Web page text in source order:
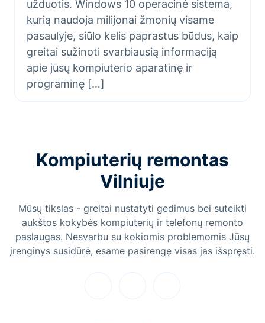
užduotis. Windows 10 operacinė sistema,
kurią naudoja milijonai žmonių visame
pasaulyje, siūlo kelis paprastus būdus, kaip
greitai sužinoti svarbiausią informaciją
apie jūsų kompiuterio aparatinę ir
programinę […]
Kompiuterių remontas
Vilniuje
Mūsų tikslas - greitai nustatyti gedimus bei suteikti
aukštos kokybės kompiuterių ir telefonų remonto
paslaugas. Nesvarbu su kokiomis problemomis Jūsų
įrenginys susidūrė, esame pasirengę visas jas išspręsti.